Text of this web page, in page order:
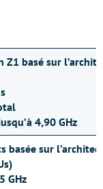
Z1 basé sur
4,90 GHz
basée sur
GHz